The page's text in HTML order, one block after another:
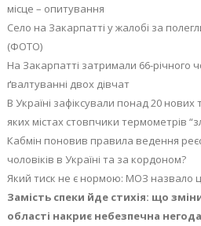
місце – опитування
Село на Закарпатті у жалобі за
(ФОТО)
На Закарпатті затримали 66-річного
ґвалтуванні двох дівчат
В Україні зафіксували понад 20
яких містах стовпчики термометрів
Кабмін поновив правила ведення
чоловіків в Україні та за кордоном?
Який тиск не є нормою: МОЗ назвало
Замість спеки йде стихія: що
області накриє небезпечна негода